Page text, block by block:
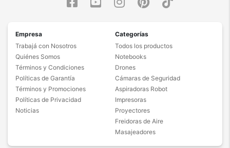
Empresa
Trabajá con Nosotros
Quiénes Somos
Términos y Condiciones
Políticas de Garantía
Términos y Promociones
Políticas de Privacidad
Noticias
Categorías
Todos los productos
Notebooks
Drones
Cámaras de Seguridad
Aspiradoras Robot
Impresoras
Proyectores
Freidoras de Aire
Masajeadores